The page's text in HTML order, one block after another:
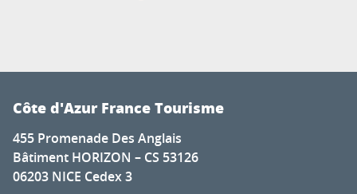
Côte d'Azur France Tourisme
455 Promenade Des Anglais
Bâtiment HORIZON – CS 53126
06203 NICE Cedex 3